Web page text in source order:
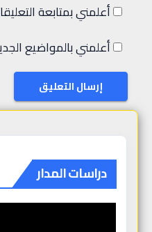
أعلمني بمتابعة
أعلمني بالمواضيع
دراسات المدار